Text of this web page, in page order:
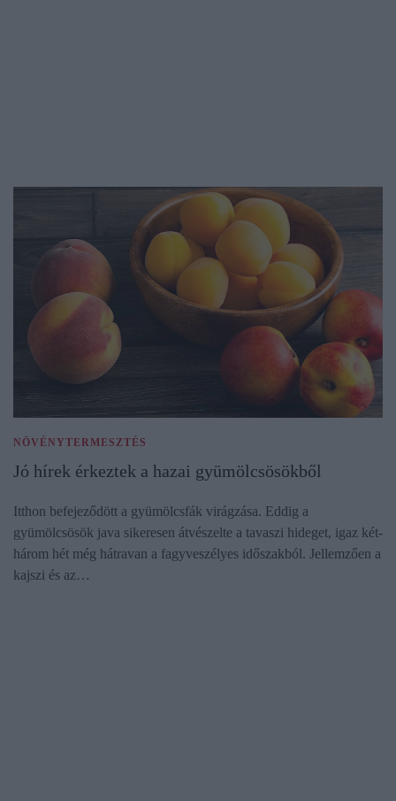
NÖVÉNYTERMESZTÉS
Jó hírek érkeztek a hazai gyümölcsösökből
Itthon befejeződött a gyümölcsfák virágzása. Eddig a
gyümölcsösök java sikeresen átvészelte a tavaszi hideget, igaz két-
három hét még hátravan a fagyveszélyes időszakból. Jellemzően a
kajszi és az…